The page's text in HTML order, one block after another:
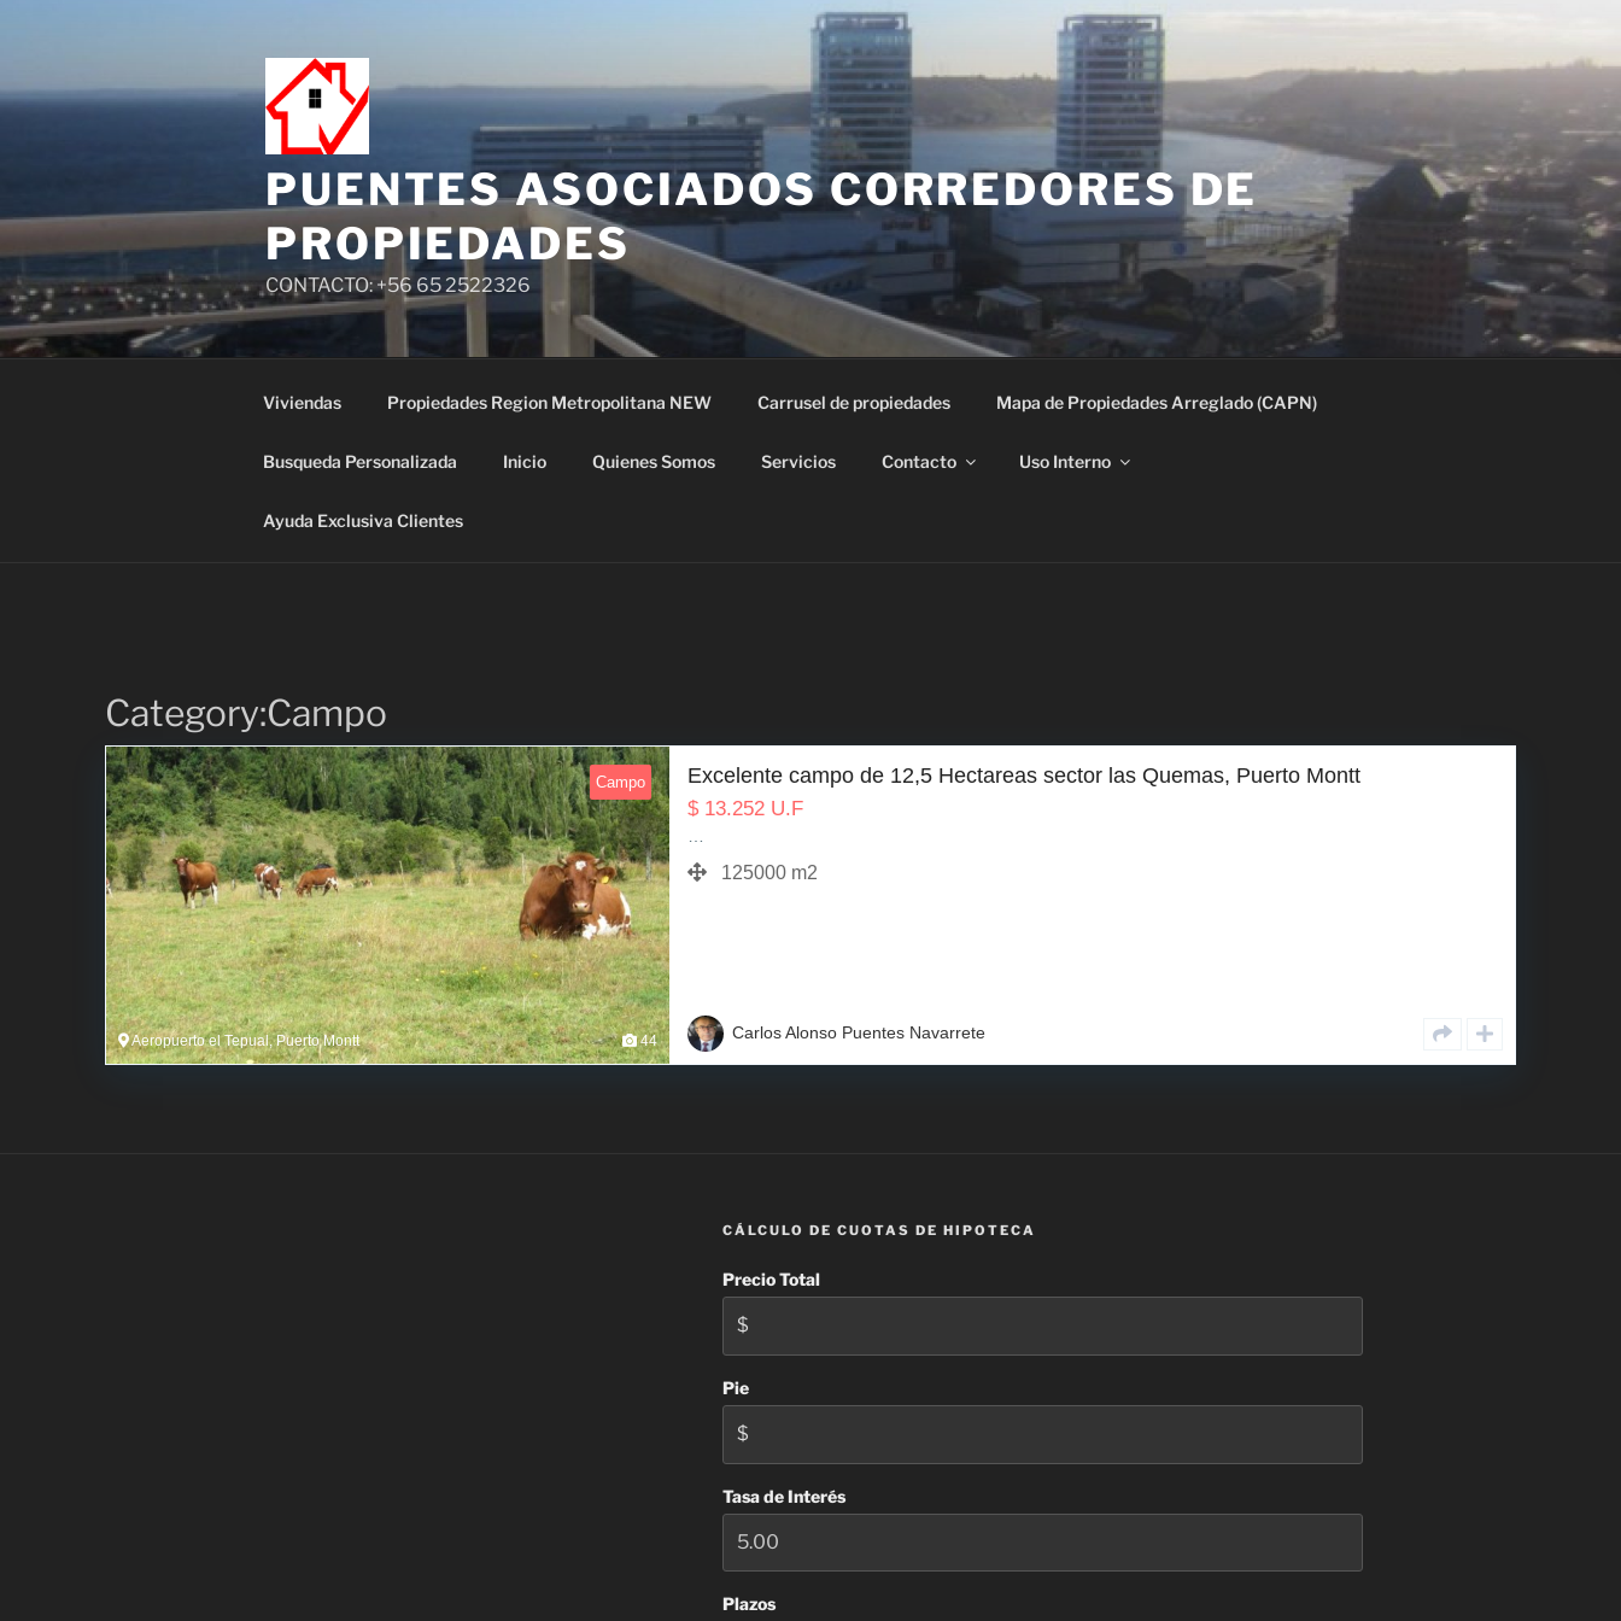
PUENTES ASOCIADOS CORREDORES DE
PROPIEDADES
CONTACTO: +56 65 2522326
Viviendas Propiedades Region Metropolitana NEW Carrusel de propiedades Mapa de Propiedades Arreglado (CAPN)
Busqueda Personalizada Inicio Quienes Somos Servicios Contacto Uso Interno
Ayuda Exclusiva Clientes
Category:Campo
Campo
Aeropuerto el Tepual, Puerto Montt 44
Excelente campo de 12,5 Hectareas sector las Quemas, Puerto Montt
$ 13.252 U.F
125000 m2
Carlos Alonso Puentes Navarrete
CÁLCULO DE CUOTAS DE HIPOTECA
Precio Total
Pie
Tasa de Interés
Plazos